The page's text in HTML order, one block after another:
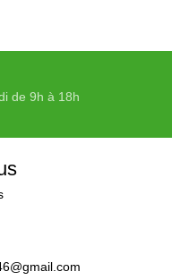
de 9h à 18h